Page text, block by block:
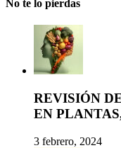
No te lo pierdas
REVISIÓN
EN
3 febrero, 2024